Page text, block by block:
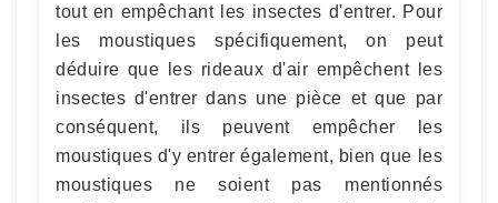
tout en empêchant les insectes d'entrer. Pour
les moustiques spécifiquement, on peut
déduire que les rideaux d'air empêchent les
insectes d'entrer dans une pièce et que par
conséquent, ils peuvent empêcher les
moustiques d'y entrer également, bien que les
moustiques ne soient pas mentionnés